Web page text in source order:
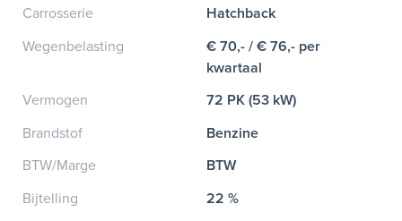
Carrosserie
Hatchback
Wegenbelasting
€ 70,- / € 76,- per
kwartaal
Vermogen
72 PK (53 kW)
Brandstof
Benzine
BTW/Marge
BTW
Bijtelling
22 %